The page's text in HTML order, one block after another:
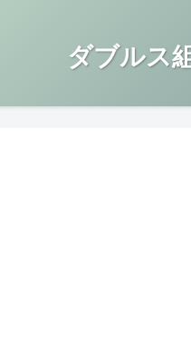
ダブルス